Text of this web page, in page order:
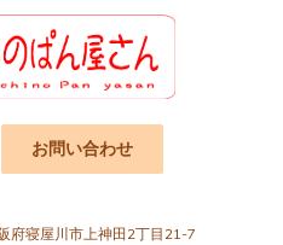
お問い合わせ
府寝屋川市上神田2丁目21-7